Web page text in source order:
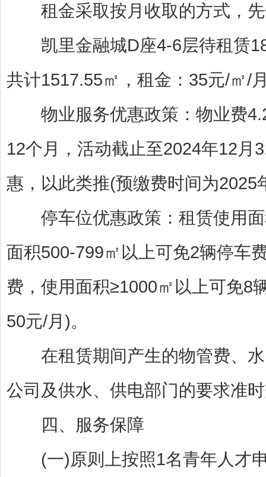
租金采取按月收取的方式，先
凯里金融城D座4-6层待租赁18
共计1517.55㎡，租金：35元/㎡/
物业服务优惠政策：物业费
12个月，活动截止至2024年12月
惠，以此类推(预缴费时间为2025
停车位优惠政策：租赁使用面
面积500-799㎡以上可免2辆停车
费，使用面积≥1000㎡以上可免8
50元/月)。
在租赁期间产生的物管费、水
公司及供水、供电部门的要求准
四、服务保障
(一)原则上按照1名青年人才申